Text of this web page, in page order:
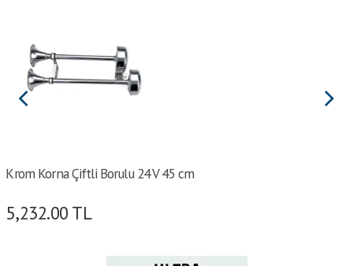
Krom Korna Çiftli Borulu 24 V 45 cm
5,232.00 TL